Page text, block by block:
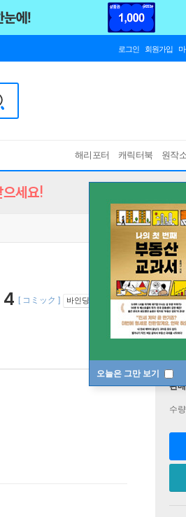
로그인 회원가입
해리포터 캐릭터북 원작
오늘은 그만 보기
세요!
[ コミック ] 바인딩 & 에디션 안내
판
수량